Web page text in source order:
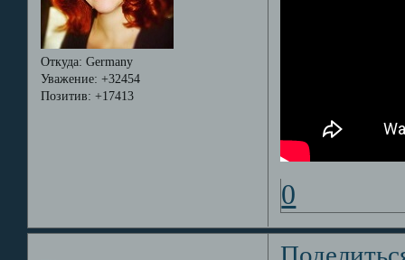
Откуда: Germany
Уважение: +32454
Позитив: +17413
0